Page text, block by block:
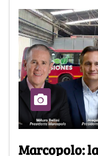
Marcopolo: